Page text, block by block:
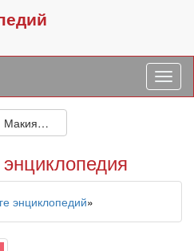
Макияж. Краткая энциклопедия
энциклопедий»